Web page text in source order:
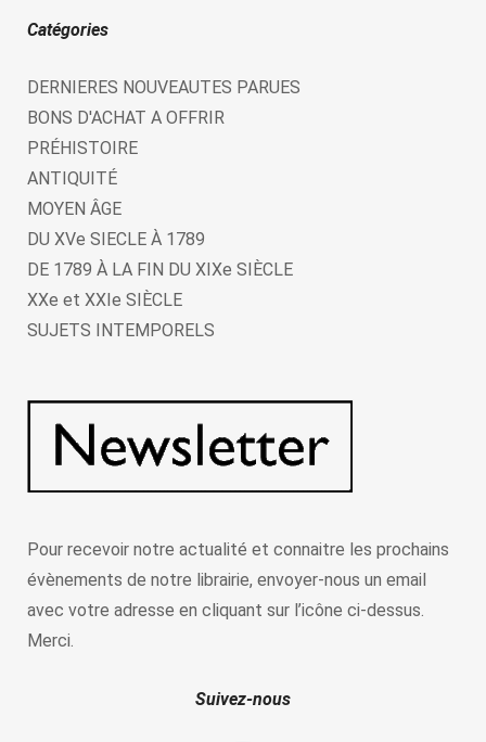
Catégories
DERNIERES NOUVEAUTES PARUES
BONS D'ACHAT A OFFRIR
PRÉHISTOIRE
ANTIQUITÉ
MOYEN ÂGE
DU XVe SIECLE À 1789
DE 1789 À LA FIN DU XIXe SIÈCLE
XXe et XXIe SIÈCLE
SUJETS INTEMPORELS
Pour recevoir notre actualité et connaitre les prochains
évènements de notre librairie, envoyer-nous un email
avec votre adresse en cliquant sur l’icône ci-dessus.
Merci.
Suivez-nous